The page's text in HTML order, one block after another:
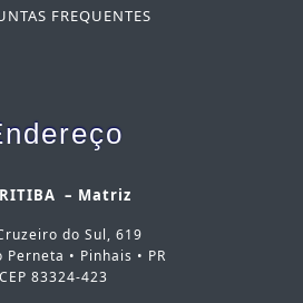
FREQUENTES
– Matriz
do Sul, 619
Perneta • Pinhais • PR
CEP 83324-423